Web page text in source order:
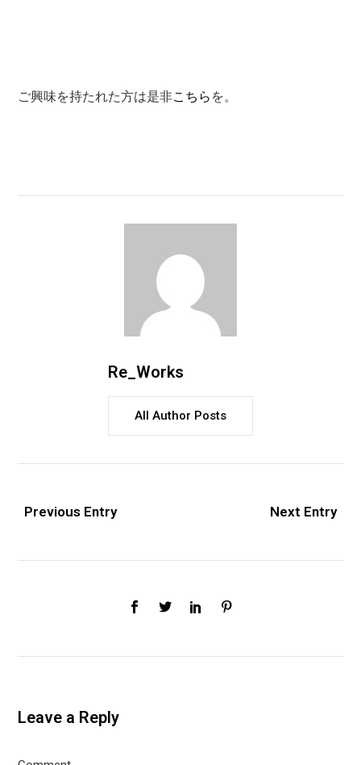
ご興味を持たれた方は是非こちら を。
Re_Works
All Author Posts
Previous Entry Next Entry
Leave a Reply